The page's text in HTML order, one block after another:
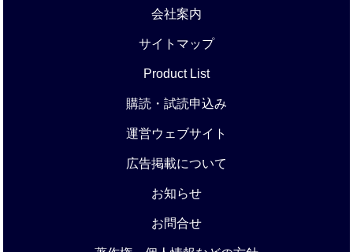
会社案内
サイトマップ
Product List
購読・試読申込み
運営ウェブサイト
広告掲載について
お知らせ
お問合せ